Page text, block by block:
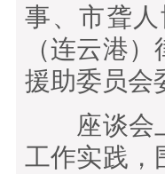
事、市聋
（连云港
援助委员会
座谈会上
工作实践，